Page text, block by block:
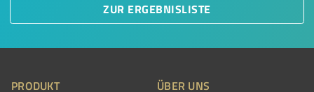
ZUR ERGEBNISLISTE
PRODUKT ÜBER UNS